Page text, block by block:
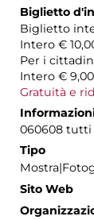
Biglietto
Biglietto
Intero €
Per i
Intero €
Gratuità e
060608 tutti
Tipo
Sito Web